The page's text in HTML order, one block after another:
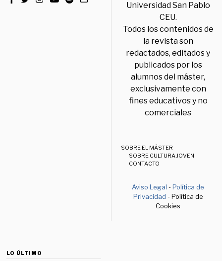
Universidad San Pablo
CEU.
Todos los contenidos de
la revista son
redactados, editados y
publicados por los
alumnos del máster,
exclusivamente con
fines educativos y no
comerciales
SOBRE EL MÁSTER
SOBRE CULTURA JOVEN
CONTACTO
Aviso Legal -Política de
Privacidad - Política de
Cookies
LO ÚLTIMO